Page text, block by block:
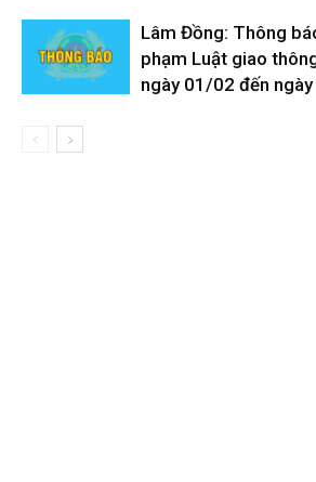
Lâm Đồng: Thông
phạm Luật giao
ngày 01/02 đến